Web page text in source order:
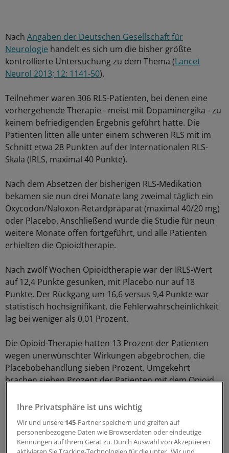
Nach Angaben der Deutschen Gesellschaft für
Neurologie handelt es sich um die bisher größte
kontrollierte Untersuchung zu dem Thema (Lancet
Neurol 2013; 12: 1141-50).
Teilnehmer waren 306 RLS-Patienten, bei denen eine
vorhergehende Therapie - meist mit Dopaminergika - zu
keinem befriedigenden Ergebnis geführt hatte. Die
Patienten litten alle unter einem schweren RLS mit im
Schnitt etwa 28 Punkten auf der Internationalen RLS-
Skala (IRLS, maximal 40 Punkte).
Nach dem Absetzen der bisherigen RLS-Medikation
bekamen sie nun drei Monate lang zweimal täglich ein
Oxycodon/Naloxon-Retardpräparat (maximal 40/20 mg)
oder Placebo. Anschließend wurde die Studie für neun
weitere Monate offen fortgeführt, und alle Patienten
erhielten die Opioidtherapie.
Nach zwölf Wochen Opioidtherapie war der IRLS-Wert
auf 12,4 Punkte gesunken, mit Placebo nur auf 18
Punkte. Der Rückgang um 16,6 versus 9,4 Punkte war
statistisch hochsignifikant, die Fehlerwahrscheinlichkeit
lag bei weniger als 0,01 Prozent.
Die Opioid-Therapie hatten 13 Prozent der Patienten
wegen unerwünschter Wirkungen abgebrochen, die
Placebobehandlung sieben Prozent. Umgekehrt
brachen sieben Prozent der Patienten mit dem Opioid
Placebo waren es jedoch fast dreimal so viele (20
Insgesamt hatte nach zwölf Wochen etwa die Hälfte der
Ihre Privatsphäre ist uns wichtig
Wir und unsere 145-Partner speichern und greifen auf
personenbezogene Daten wie Browserdaten oder eindeutige
Kennungen auf Ihrem Gerät zu. Durch Auswahl von Akzeptieren